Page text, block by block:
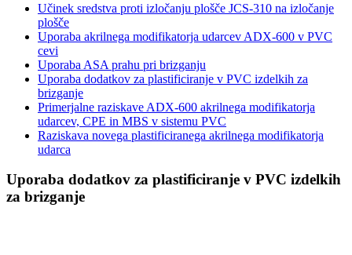
Učinek sredstva proti izločanju plošče JCS-310 na izločanje
plošče
Uporaba akrilnega modifikatorja udarcev ADX-600 v PVC
cevi
Uporaba ASA prahu pri brizganju
Uporaba dodatkov za plastificiranje v PVC izdelkih za
brizganje
Primerjalne raziskave ADX-600 akrilnega modifikatorja
udarcev, CPE in MBS v sistemu PVC
Raziskava novega plastificiranega akrilnega modifikatorja
udarca
Uporaba dodatkov za plastificiranje v PVC izdelkih
za brizganje